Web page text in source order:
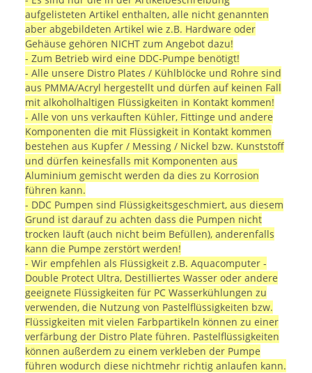
aufgelisteten Artikel enthalten, alle nicht genannten
aber abgebildeten Artikel wie z.B. Hardware oder
Gehäuse gehören NICHT zum Angebot dazu!
- Zum Betrieb wird eine DDC-Pumpe benötigt!
- Alle unsere Distro Plates / Kühlblöcke und Rohre sind
aus PMMA/Acryl hergestellt und dürfen auf keinen Fall
mit alkoholhaltigen Flüssigkeiten in Kontakt kommen!
- Alle von uns verkauften Kühler, Fittinge und andere
Komponenten die mit Flüssigkeit in Kontakt kommen
bestehen aus Kupfer / Messing / Nickel bzw. Kunststoff
und dürfen keinesfalls mit Komponenten aus
Aluminium gemischt werden da dies zu Korrosion
führen kann.
- DDC Pumpen sind Flüssigkeitsgeschmiert, aus diesem
Grund ist darauf zu achten dass die Pumpen nicht
trocken läuft (auch nicht beim Befüllen), anderenfalls
kann die Pumpe zerstört werden!
- Wir empfehlen als Flüssigkeit z.B. Aquacomputer -
Double Protect Ultra, Destilliertes Wasser oder andere
geeignete Flüssigkeiten für PC Wasserkühlungen zu
verwenden, die Nutzung von Pastelflüssigkeiten bzw.
Flüssigkeiten mit vielen Farbpartikeln können zu einer
verfärbung der Distro Plate führen. Pastelflüssigkeiten
können außerdem zu einem verkleben der Pumpe
führen wodurch diese nichtmehr richtig anlaufen kann.